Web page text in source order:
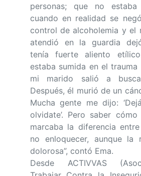
personas; que no estaba
cuando en realidad se
control de alcoholemia y el
atendió en la guardia
tenía fuerte aliento
estaba sumida en el trauma
mi marido salió a
Después, él murió de un
Mucha gente me dijo:
olvidate’. Pero saber
marcaba la diferencia
no enloquecer, aunque la
dolorosa”, contó Ema.
Desde ACTIVVAS